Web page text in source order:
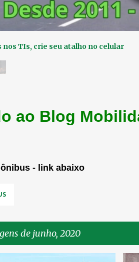
TIs, crie seu atalho no celular
ao Blog
- link abaixo
de junho, 2020